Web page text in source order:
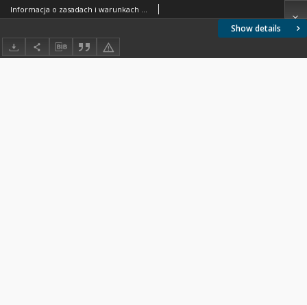
Show details
Informacja o zasadach i warunkach przyjęć na I rok studiów zaocznych i wieczorowych w roku ak. 1999/2000